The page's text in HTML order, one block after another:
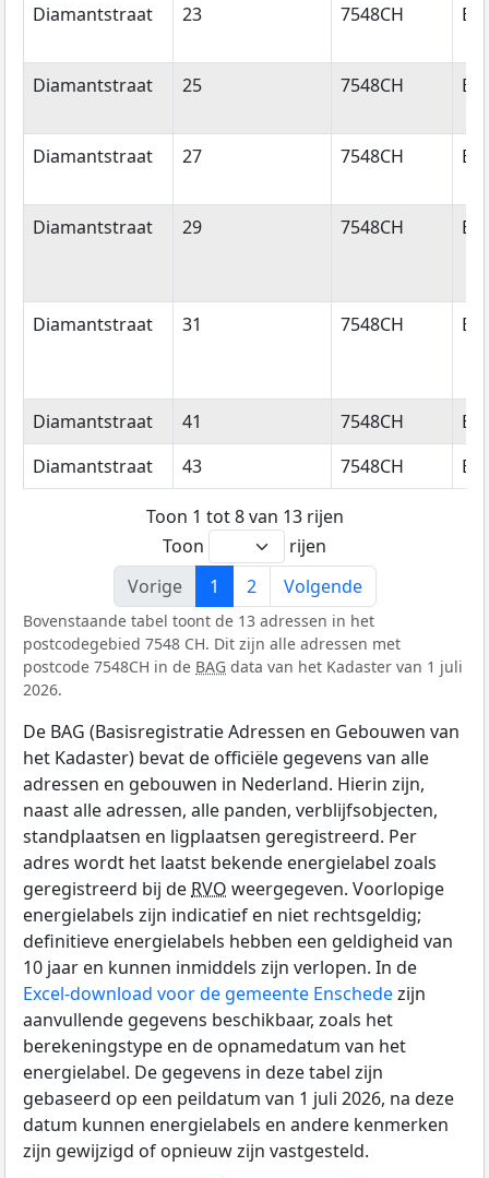
Diamantstraat 23 7548CH
Diamantstraat 25 7548CH
Diamantstraat 27 7548CH
Diamantstraat 29 7548CH
Diamantstraat 31 7548CH
Diamantstraat 41 7548CH
Diamantstraat
43 7548CH
Toon 1 tot 8 van 13 rijen
Toon
rijen
Vorige
1 2 Volgende
Bovenstaande tabel toont de 13 adressen in het
postcodegebied 7548 CH. Dit zijn alle adressen met
postcode 7548CH in de BAG data van het Kadaster van 1 juli
2026.
De BAG (Basisregistratie Adressen en Gebouwen van
het Kadaster) bevat de officiële gegevens van alle
adressen en gebouwen in Nederland. Hierin zijn,
naast alle adressen, alle panden, verblijfsobjecten,
standplaatsen en ligplaatsen geregistreerd. Per
adres wordt het laatst bekende energielabel zoals
geregistreerd bij de RVO weergegeven. Voorlopige
energielabels zijn indicatief en niet rechtsgeldig;
definitieve energielabels hebben een geldigheid van
10 jaar en kunnen inmiddels zijn verlopen. In de
Excel-download voor de gemeente Enschedezijn
aanvullende gegevens beschikbaar, zoals het
berekeningstype en de opnamedatum van het
energielabel. De gegevens in deze tabel zijn
gebaseerd op een peildatum van 1 juli 2026, na deze
datum kunnen energielabels en andere kenmerken
zijn gewijzigd of opnieuw zijn vastgesteld.